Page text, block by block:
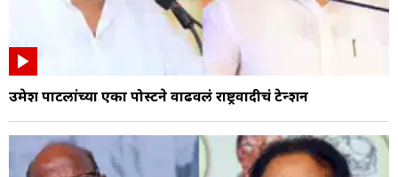
उमेश पाटलांच्या एका पोस्टने वाढवलं राष्ट्रवादीचं टेन्शन